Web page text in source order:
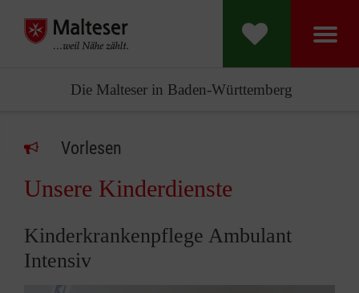
Die Malteser in Baden-Württemberg
Vorlesen
Unsere Kinderdienste
Kinderkrankenpflege Ambulant
Intensiv